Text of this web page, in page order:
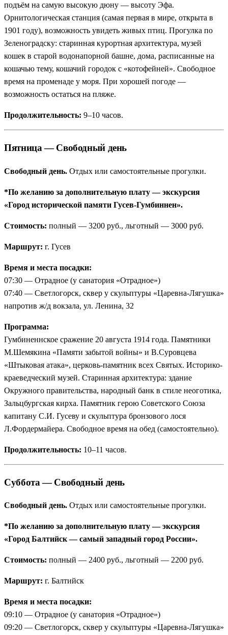
подъём на самую высокую дюну — высоту Эфа.
Орнитологическая станция (самая первая в мире, открыта в
1901 году), возможность увидеть живых птиц. Прогулка по
Зеленоградску: старинная курортная архитектура, музей
кошек в старой водонапорной башне, дома, расписанные на
кошачью тему, кошачий городок с «котофейней». Свободное
время на променаде у моря. При хорошей погоде —
возможность остаться на пляже.
Продолжительность: 9–10 часов.
Пятница — Свободный день
Свободный день. Отдых или самостоятельные прогулки.
*По желанию за дополнительную плату — экскурсия
«Город исторической памяти Гусев-Гумбиннен».
Стоимость: полный — 3200 руб., льготный — 3000 руб.
Маршрут: г. Гусев
Время и места посадки:
07:30 — Отрадное (у санатория «Отрадное»)
07:40 — Светлогорск, сквер у скульптуры «Царевна-Лягушка»
напротив ж/д вокзала, ул. Ленина, 32
Программа:
Гумбиненнское сражение 20 августа 1914 года. Памятники
М.Шемякина «Памяти забытой войны» и В.Суровцева
«Штыковая атака», церковь-памятник всех Святых. Историко-
краеведческий музей. Старинная архитектура: здание
Окружного правительства, народный банк в стиле неоготика,
Зальцбургская кирха. Памятник герою Советского Союза
капитану С.И. Гусеву и скульптура бронзового лося
Л.Фордермайера. Свободное время на обед (самостоятельно).
Продолжительность: 10–11 часов.
Суббота — Свободный день
Свободный день. Отдых или самостоятельные прогулки.
*По желанию за дополнительную плату — экскурсия
«Город Балтийск — самый западный город России».
Стоимость: полный — 2400 руб., льготный — 2200 руб.
Маршрут: г. Балтийск
Время и места посадки:
09:10 — Отрадное (у санатория «Отрадное»)
09:20 — Светлогорск, сквер у скульптуры «Царевна-Лягушка»